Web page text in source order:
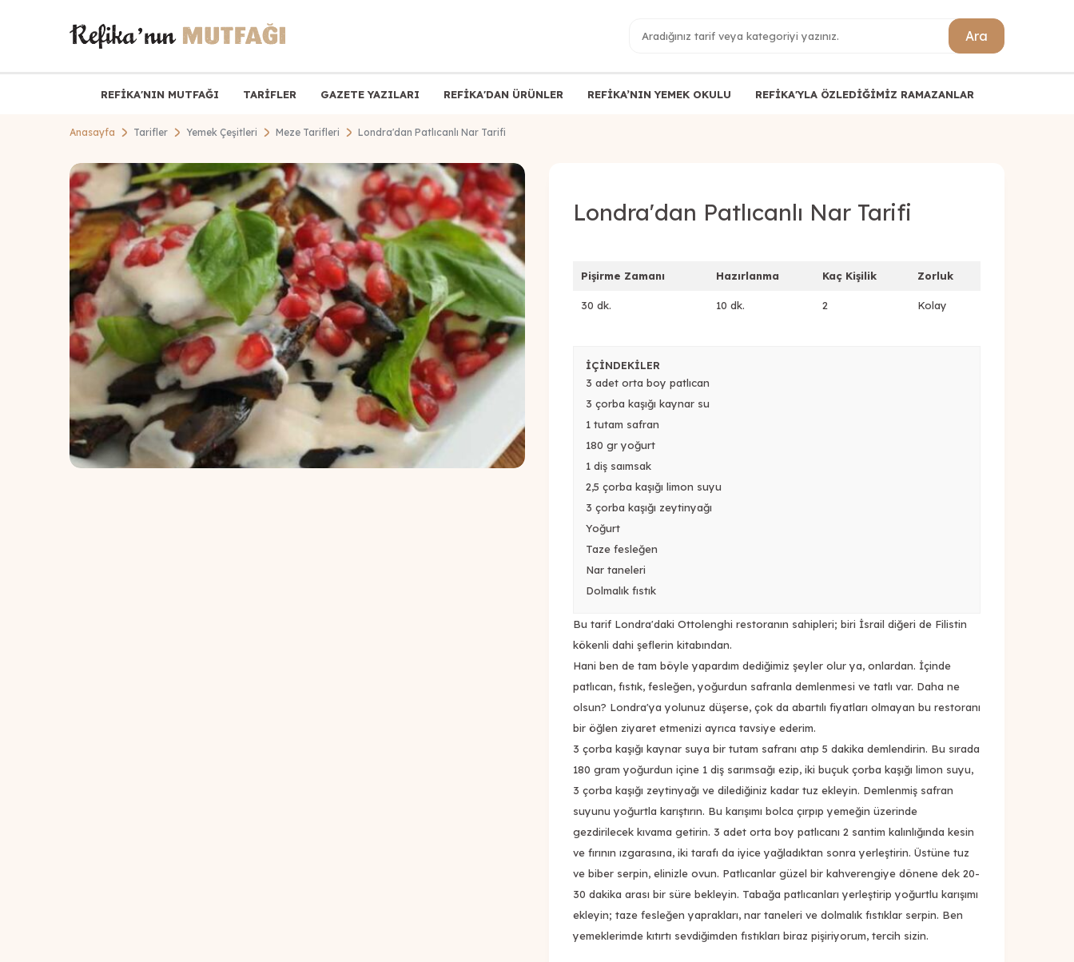
Ara
REFİKA'NIN MUTFAĞI TARİFLER GAZETE YAZILARI REFİKA'DAN ÜRÜNLER REFİKA’NIN YEMEK OKULU REFİKA'YLA ÖZLEDİĞİMİZ RAMAZANLAR
Anasayfa Tarifler Yemek Çeşitleri Meze Tarifleri Londra'dan Patlıcanlı Nar Tarifi
Londra'dan Patlıcanlı Nar Tarifi
Pişirme Zamanı Hazırlanma Kaç Kişilik Zorluk
30 dk. 10 dk. 2 Kolay
İÇİNDEKİLER
3 adet orta boy patlıcan
3 çorba kaşığı kaynar su
1 tutam safran
180 gr yoğurt
1 diş saımsak
2,5 çorba kaşığı limon suyu
3 çorba kaşığı zeytinyağı
Yoğurt
Taze fesleğen
Nar taneleri
Dolmalık fıstık
Bu tarif Londra'daki Ottolenghi restoranın sahipleri; biri İsrail diğeri de Filistin
kökenli dahi şeflerin kitabından.
Hani ben de tam böyle yapardım dediğimiz şeyler olur ya, onlardan. İçinde
patlıcan, fıstık, fesleğen, yoğurdun safranla demlenmesi ve tatlı var. Daha ne
olsun? Londra'ya yolunuz düşerse, çok da abartılı fiyatları olmayan bu restoranı
bir öğlen ziyaret etmenizi ayrıca tavsiye ederim.
3 çorba kaşığı kaynar suya bir tutam safranı atıp 5 dakika demlendirin. Bu sırada
180 gram yoğurdun içine 1 diş sarımsağı ezip, iki buçuk çorba kaşığı limon suyu,
3 çorba kaşığı zeytinyağı ve dilediğiniz kadar tuz ekleyin. Demlenmiş safran
suyunu yoğurtla karıştırın. Bu karışımı bolca çırpıp yemeğin üzerinde
gezdirilecek kıvama getirin. 3 adet orta boy patlıcanı 2 santim kalınlığında kesin
ve fırının ızgarasına, iki tarafı da iyice yağladıktan sonra yerleştirin. Üstüne tuz
ve biber serpin, elinizle ovun. Patlıcanlar güzel bir kahverengiye dönene dek 20-
30 dakika arası bir süre bekleyin. Tabağa patlıcanları yerleştirip yoğurtlu karışımı
ekleyin; taze fesleğen yaprakları, nar taneleri ve dolmalık fıstıklar serpin. Ben
yemeklerimde kıtırtı sevdiğimden fıstıkları biraz pişiriyorum, tercih sizin.